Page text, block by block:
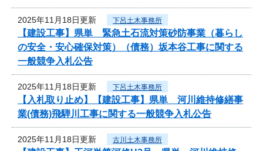
2025年11月18日更新 下呂土木事務所
【建設工事】県単 緊急土石流対策砂防事業（暮らし
の安全・安心確保対策）（債務）坂本谷工事に関する
一般競争入札公告
2025年11月18日更新 下呂土木事務所
【入札取り止め】【建設工事】県単 河川維持修繕事
業(債務)飛騨川工事に関する一般競争入札公告
2025年11月18日更新 古川土木事務所